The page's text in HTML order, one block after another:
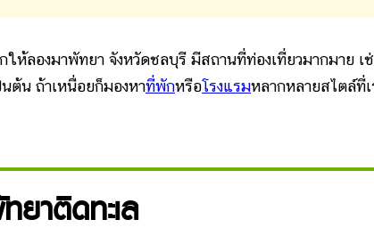
ลองมาพัทยา จังหวัดชลบุรี มีสถานที่ท่องเที่ยวมากมาย เ
ต้น ถ้าเหนื่อยก็มองหาที่พักหรือโรงแรมหลากหลายสไตล์ที่เ
าติดทะเล